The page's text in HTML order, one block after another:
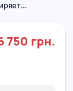
750 грн.